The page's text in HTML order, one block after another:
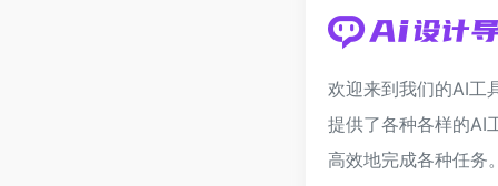
欢迎来到我们的AI工
提供了各种各样的AI
高效地完成各种任务